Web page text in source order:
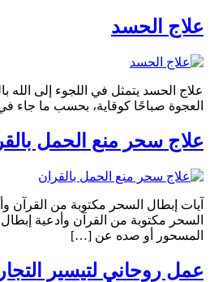
علاج الحسد
علاج الحسد يتمثل في اللجوء إلى الله
العجوة صباحًا كوقاية، بحسب ما جاء
علاج سحر منع الحمل
آيات إبطال السحر مكتوبة من
السحر مكتوبة من القرآن وأدعية
المسحور أو صده عن […]
عمل روحاني لتيسير